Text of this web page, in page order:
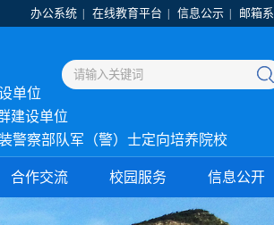
办公系统 在线教育平台 信息公示 邮箱
单位
建设单位
警察部队军（警）士定向培养院校
合作交流 校园服务 信息公开